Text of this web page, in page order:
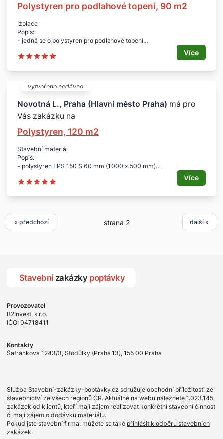
Polystyren pro podlahové topení, 90 m2
Izolace
Popis:
- jedná se o polystyren pro podlahové topení
- 2 cm deska
- 90 m2
Lokalita:
- Praha
Více
vytvořeno nedávno
Novotná L., Praha (Hlavní město Praha) má pro
Vás zakázku na
Polystyren, 120 m2
Stavební materiál
Popis:
- polystyren EPS 150 S 60 mm (1.000 x 500 mm)
- perimetrická deska DEKPERIMETER 200 60 mm (1.250 x 600
Lokalita:
- Praha 5 Stodůlky
Více
« předchozí strana 2 další »
Stavební zakázky poptávky
Provozovatel
B2Invest, s.r.o.
IČO: 04718411
Kontakty
Šafránkova 1243/3, Stodůlky (Praha 13), 155 00 Praha
Služba Stavební-zakázky-poptávky.cz sdružuje obchodní příležitosti ze
stavebnictví ze všech regionů ČR. Aktuálně na webu naleznete 1.023.145
zakázek od klientů, kteří mají zájem realizovat konkrétní stavební činnost
či mají zájem o dodávku materiálu.
Pokud jste stavební firma, můžete se také přihlásit k odběru stavebních
zakázek.